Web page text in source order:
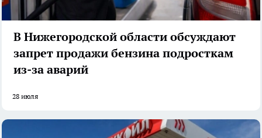
В Нижегородской области обсуждают
запрет продажи бензина подросткам
из-за аварий
28 июля